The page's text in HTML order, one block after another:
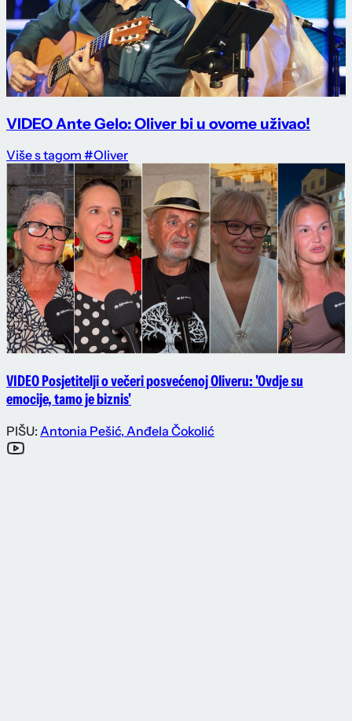
VIDEO Ante Gelo: Oliver bi u ovome uživao!
Više s tagom #Oliver
VIDEO Posjetitelji o večeri posvećenoj Oliveru: 'Ovdje su
emocije, tamo je biznis'
PIŠU: Antonia Pešić, Anđela Čokolić